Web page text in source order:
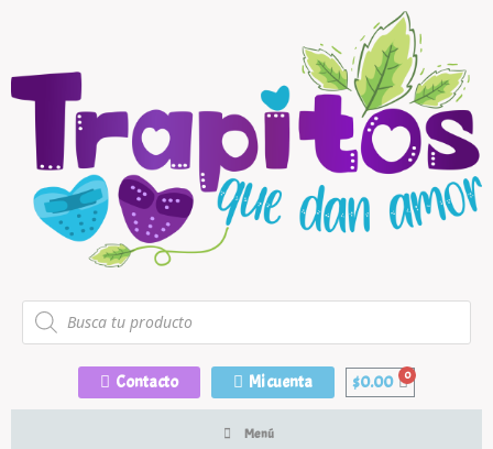
Contacto Mi cuenta $0.00
Menú